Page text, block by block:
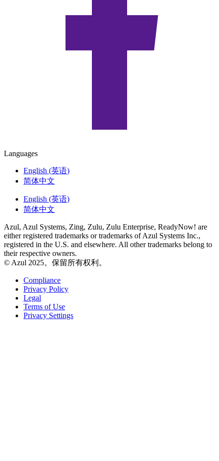
Languages
English (英语)
简体中文
English (英语)
简体中文
Azul, Azul Systems, Zing, Zulu, Zulu Enterprise, ReadyNow! are
either registered trademarks or trademarks of Azul Systems Inc.,
registered in the U.S. and elsewhere. All other trademarks belong to
their respective owners.
© Azul 2025。保留所有权利。
Compliance
Privacy Policy
Legal
Terms of Use
Privacy Settings